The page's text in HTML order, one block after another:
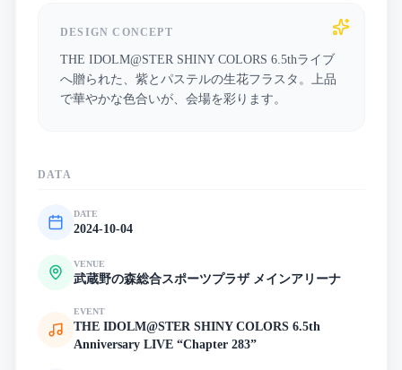
DESIGN CONCEPT
THE IDOLM@STER SHINY COLORS 6.5thライブ
へ贈られた、紫とパステルの生花フラスタ。上品
で華やかな色合いが、会場を彩ります。
DATA
DATE
2024-10-04
VENUE
武蔵野の森総合スポーツプラザ メインアリーナ
EVENT
THE IDOLM@STER SHINY COLORS 6.5th
Anniversary LIVE “Chapter 283”